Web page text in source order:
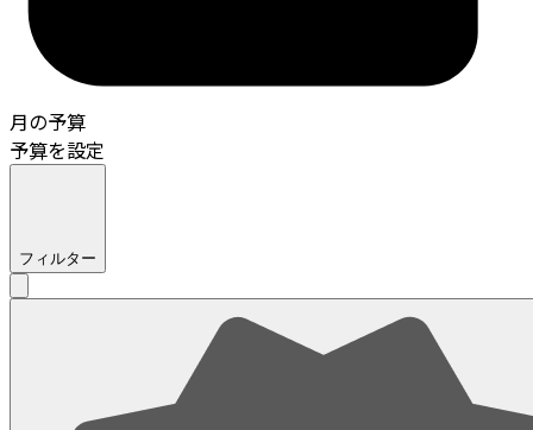
月の予算
予算を設定
フィルター